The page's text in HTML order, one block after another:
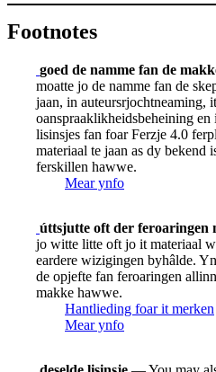
Footnotes
goed de namme fan de
moatte jo de namme fan de
jaan, in auteursrjochtneaming,
oanspraaklikheidsbeheining
lisinsjes fan foar Ferzje 4.0
materiaal te jaan as dy bekend
ferskillen hawwe.
Mear ynfo
úttsjutte oft der feroaringen
jo witte litte oft jo it materiaal
eardere wizigingen byhâlde.
de opjefte fan feroaringen
makke hawwe.
Hantlieding foar it merken
Mear ynfo